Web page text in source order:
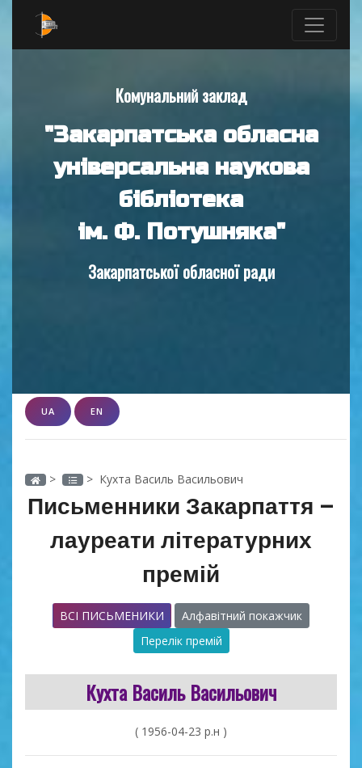
Комунальний заклад
"Закарпатська обласна
універсальна наукова
бібліотека
ім. Ф. Потушняка"
Закарпатської обласної ради
UA EN
> > Кухта Василь Васильович
Письменники Закарпаття –
лауреати літературних
премій
ВСІ ПИСЬМЕНИКИ
Алфавітний покажчик
Перелік премій
Кухта Василь Васильович
( 1956-04-23 р.н )